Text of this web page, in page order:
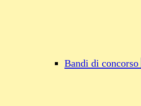
Bandi di concorso